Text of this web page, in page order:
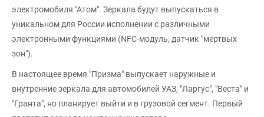
электромобиля "Атом". Зеркала будут выпускаться в
уникальном для России исполнении с различными
электронными функциями (NFC-модуль, датчик "мертвых
зон").
В настоящее время "Призма" выпускает наружные и
внутренние зеркала для автомобилей УАЗ, "Ларгус", "Веста" и
"Гранта", но планирует выйти и в грузовой сегмент. Первый